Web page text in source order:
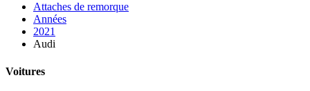
Attaches de remorque
Années
2021
Audi
Voitures